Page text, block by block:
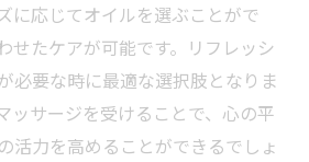
に応じてオイルを選ぶことがで
せたケアが可能です。リフレッシ
必要な時に最適な選択肢となりま
ッサージを受けることで、心の平
活力を高めることができるでしょ